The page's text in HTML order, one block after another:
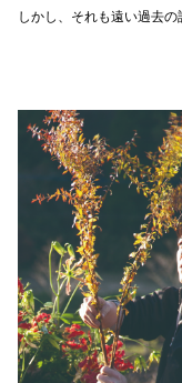
しかし、それも遠い過去